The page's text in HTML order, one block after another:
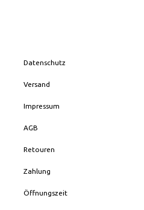
Datenschutz
Versand
Impressum
AGB
Retouren
Zahlung
Öffnungszeit